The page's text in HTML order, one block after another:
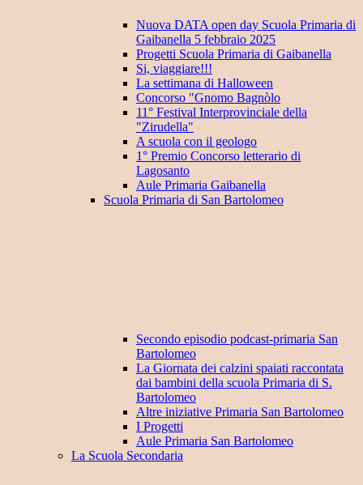
Nuova DATA open day Scuola Primaria di
Gaibanella 5 febbraio 2025
Progetti Scuola Primaria di Gaibanella
Si, viaggiare!!!
La settimana di Halloween
Concorso "Gnomo Bagnòlo
11° Festival Interprovinciale della
"Zirudella"
A scuola con il geologo
1° Premio Concorso letterario di
Lagosanto
Aule Primaria Gaibanella
Scuola Primaria di San Bartolomeo
Secondo episodio podcast-primaria San
Bartolomeo
La Giornata dei calzini spaiati raccontata
dai bambini della scuola Primaria di S.
Bartolomeo
Altre iniziative Primaria San Bartolomeo
I Progetti
Aule Primaria San Bartolomeo
La Scuola Secondaria